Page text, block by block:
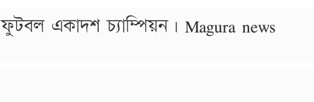
ফুটবল একাদশ চ্যাম্পিয়ন। Magura news